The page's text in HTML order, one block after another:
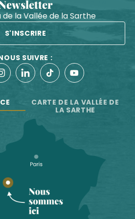
Newsletter
la Vallée de la Sarthe
S'INSCRIRE
SUIVRE :
CARTE DE LA VALLÉE DE
LA SARTHE